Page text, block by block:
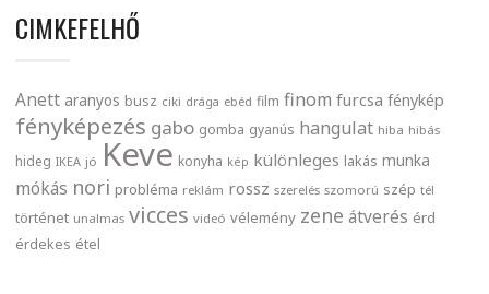
CIMKEFELHŐ
Anett aranyos busz ciki drága ebéd film finom furcsa fénykép
fényképezés gabo gomba gyanús hangulat hiba hibás
hideg IKEA jó Keve konyha kép különleges lakás munka
mókás nori probléma reklám rossz szerelés szomorú szép tél
történet unalmas vicces videó vélemény zene átverés érd
érdekes étel